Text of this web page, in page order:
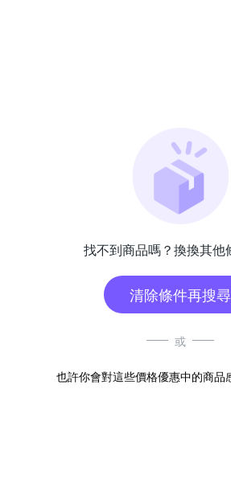
找不到商品嗎？換換其他
清除條件再搜尋
或
也許你會對這些價格優惠中的商品